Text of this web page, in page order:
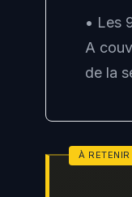
• Les
A
de la